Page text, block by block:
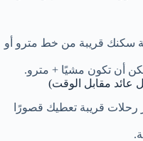
سكنك قريبة من خط مترو أو
مقابل الوقت)
رحلات قريبة تعطيك قصورًا